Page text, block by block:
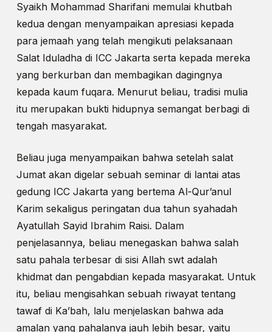
Syaikh Mohammad Sharifani memulai khutbah
kedua dengan menyampaikan apresiasi kepada
para jemaah yang telah mengikuti pelaksanaan
Salat Iduladha di ICC Jakarta serta kepada mereka
yang berkurban dan membagikan dagingnya
kepada kaum fuqara. Menurut beliau, tradisi mulia
itu merupakan bukti hidupnya semangat berbagi di
tengah masyarakat.
Beliau juga menyampaikan bahwa setelah salat
Jumat akan digelar sebuah seminar di lantai atas
gedung ICC Jakarta yang bertema Al-Qur’anul
Karim sekaligus peringatan dua tahun syahadah
Ayatullah Sayid Ibrahim Raisi. Dalam
penjelasannya, beliau menegaskan bahwa salah
satu pahala terbesar di sisi Allah swt adalah
khidmat dan pengabdian kepada masyarakat. Untuk
itu, beliau mengisahkan sebuah riwayat tentang
tawaf di Ka’bah, lalu menjelaskan bahwa ada
amalan yang pahalanya jauh lebih besar, yaitu